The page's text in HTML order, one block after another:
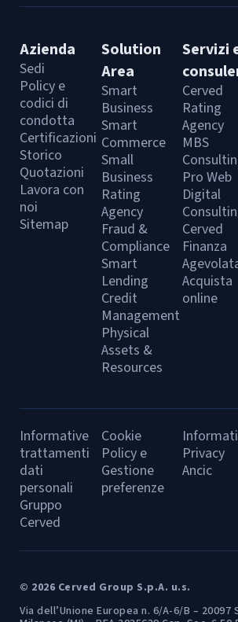
Azienda
Sedi
Policy e
codici di
condotta
Certificazioni
Storico
Quotazioni
Lavora con
noi
Sitemap
Solution
Area
Smart
Business
Smart
Commerce
Small
Business
Rating
Agency
Fraud &
Compliance
Smart
Lending
Credit
Management
Physical
Assets &
Resources
Servizi
Cerved
Rating
Agency
MBS
Pro Web
Digital
Cerved
Finanza
Acquista
online
Informative
trattamenti
dati
personali
Gruppo
Cerved
Cookie
Policy e
Gestione
preferenze
Privacy
Ancic
© 2026 Cerved Group S.p.A. u.s.
Via dell’Unione Europea n. 6/A-6/B – 20097